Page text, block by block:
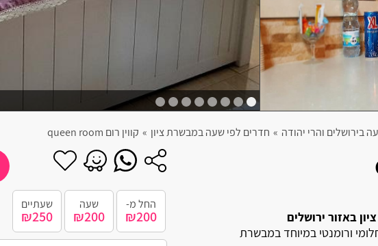
תשלום דיסקרטי
צימר מבודד
בירושלים והרי יהודה » חדרים לפי שעה במבשרת ציון » קווין רום queen room
החל מ-
₪200
שעה
₪200
שעתיים
₪250
ורומנטי במיוחד במבשרת